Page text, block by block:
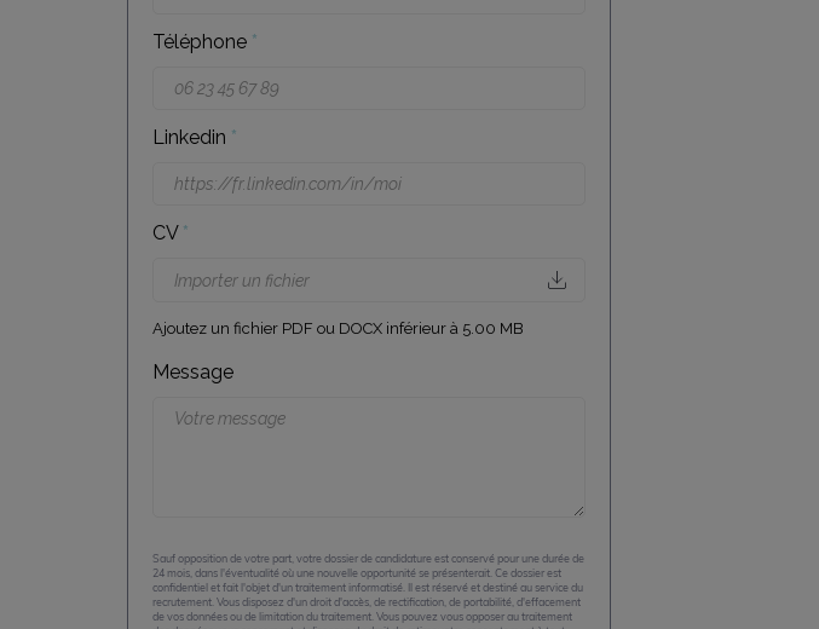
Téléphone *
Linkedin *
CV *
Importer un fichier
Ajoutez un fichier PDF ou DOCX inférieur à 5.00 MB
Message
Sauf opposition de votre part, votre dossier de candidature est conservé pour une durée de
24 mois, dans l'éventualité où une nouvelle opportunité se présenterait. Ce dossier est
confidentiel et fait l'objet d'un traitement informatisé. Il est réservé et destiné au service du
recrutement. Vous disposez d'un droit d'accès, de rectification, de portabilité, d'effacement
de vos données ou de limitation du traitement. Vous pouvez vous opposer au traitement